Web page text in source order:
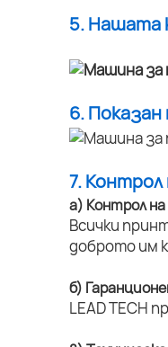
5. Нашата
6.
7.
а) Контрол
Всички
доброто им
б)
LEAD TECH